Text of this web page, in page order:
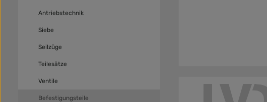
Antriebstechnik
Siebe
Seilzüge
Teilesätze
Ventile
Befestigungsteile